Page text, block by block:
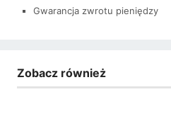
Gwarancja zwrotu pieniędzy
Zobacz również